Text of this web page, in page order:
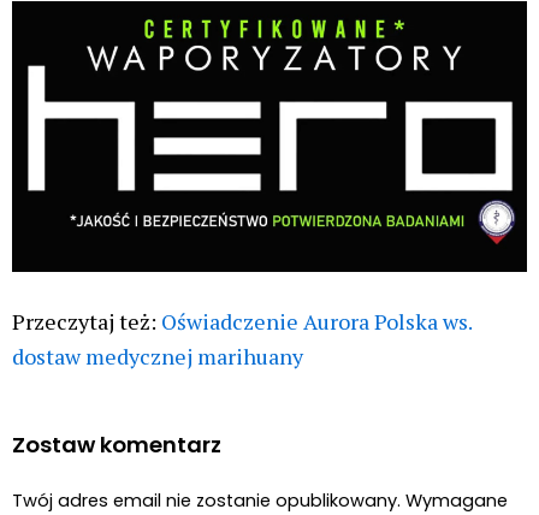
Przeczytaj też: Oświadczenie Aurora Polska ws.
dostaw medycznej marihuany
Zostaw komentarz
Twój adres email nie zostanie opublikowany. Wymagane